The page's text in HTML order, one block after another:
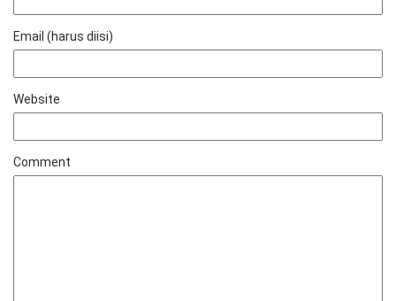
Email (harus diisi)
Website
Comment